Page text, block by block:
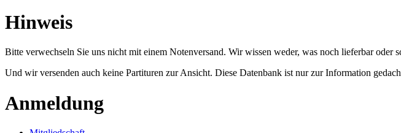
Hinweis
Bitte verwechseln Sie uns nicht mit einem Notenversand. Wir wissen weder, was noch lieferbar oder
Und wir versenden auch keine Partituren zur Ansicht. Diese Datenbank ist nur zur Information
Anmeldung